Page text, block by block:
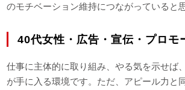
のモチベーション維持につながっていると
40代女性・広告・宣伝・プロモ
仕事に主体的に取り組み、やる気を示せば
が手に入る環境です。ただ、アピール力と